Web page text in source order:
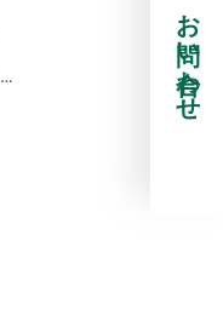
お問い合わせ